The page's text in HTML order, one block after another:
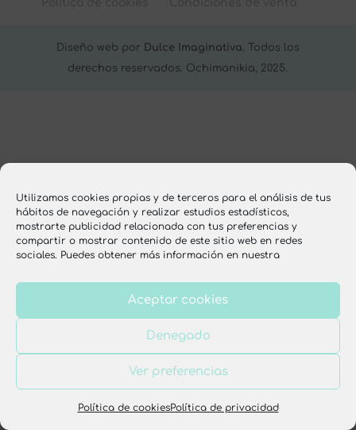
Utilizamos cookies propias y de terceros para el análisis de tus
hábitos de navegación y realizar estudios estadísticos,
mostrarte publicidad relacionada con tus preferencias y
compartir o mostrar contenido de este sitio web en redes
sociales. Puedes obtener más información en nuestra
Aceptar cookies
Denegado
Ver preferencias
Política de cookiesPolítica de privacidad
Diseño web por Dulce Imaginativa. Todos los
derechos reservados. Ochimanikia, 2025.